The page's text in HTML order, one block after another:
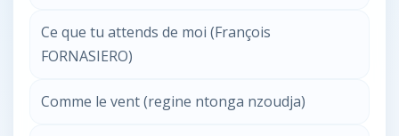
Ce que tu attends de moi (François
FORNASIERO)
Comme le vent (regine ntonga nzoudja)